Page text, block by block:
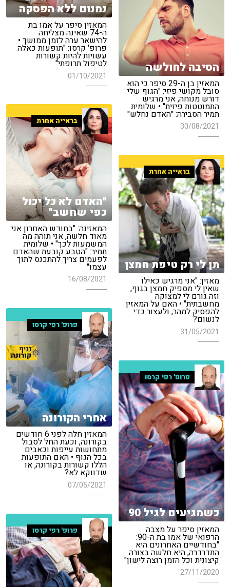
נמנום ללא הפסקה
המאזין סיפר על אמו בת
ה-74 שאינה מצליחה
להישאר ערה לזמן ממושך •
פרופ' קרסו: "תופעות כאלה
עשויות להיות קשורות
לטיפול תרופתי"
01/10/2021
הסיבה לחולשה
המאזין בן ה-29 סיפר כי הוא
סובל מקושי פיזי: "הגוף שלי
דורש מנוחה, אני מרגיש
התמוטטות פיזית" • שלומית
תמיר הסבירה: "האדם נחלש"
30/08/2021
בראייה אחרת
"האדם לא כל יכול
כפי שחשב"
המאזינה: "בחודש האחרון אני
מאוד חלשה, אני תוהה מה
המשמעות לכך" • שלומית
תמיר: "הטבע קובעת שהאדם
לפעמים צריך להתכנס לתוך
עצמו"
16/08/2021
בראייה אחרת
תן לי רק טיפת חמצן
מאזין: "אני מרגיש כאילו
שאין לי מספיק חמצן בגוף,
וזה גורם לי למצוקה
מחשבתית" • האם על המאזין
להפסיק למהר, ולעצור כדי
לנשום?
31/05/2021
פרופ' רפי קרסו
אחרי הקורונה
המאזין חלה לפני 6 חודשים
בקורונה, וכעת החל לסבול
מתחושות עייפות וכאבים
בכל הגוף • האם התופעות
הללו קשורות בקורונה, או
שדווקא לא?
07/05/2021
פרופ' רפי קרסו
כשמגיעים לגיל 90
המאזין סיפר על מצבה
הרפואי של אמו בת ה-90:
"בחודשיים האחרונים היא
התדרדרה, היא חלשה בצורה
קיצונית וכל הזמן רוצה לישון"
27/11/2020
פרופ' רפי קרסו